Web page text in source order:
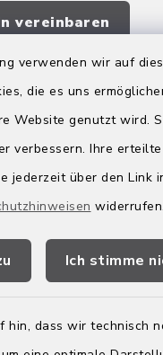
verwenden wir auf
die es uns
Website genutzt wird.
verbessern. Ihre
jederzeit über den Link
widerrufen.
Ich stimme
hin, dass wir technisch
vereinbaren
Bergstraße